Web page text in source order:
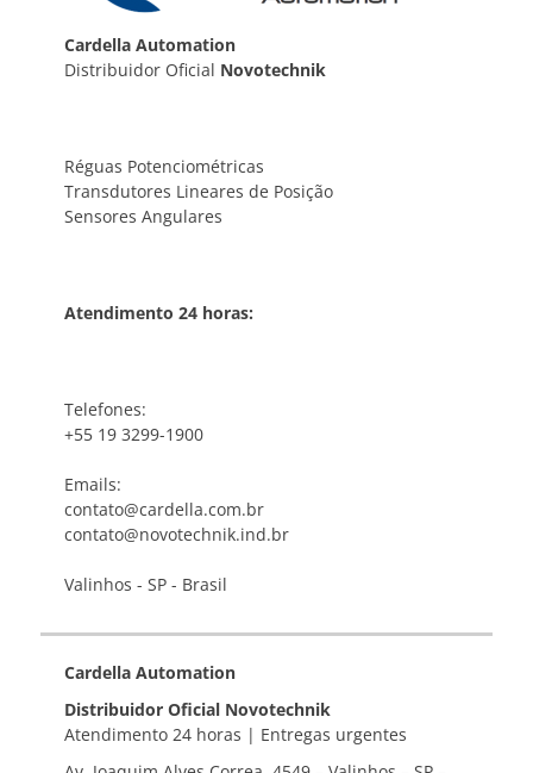
Cardella Automation
Distribuidor Oficial Novotechnik
Réguas Potenciométricas
Transdutores Lineares de Posição
Sensores Angulares
Atendimento 24 horas:
Telefones:
+55 19 3299-1900
Emails:
contato@cardella.com.br
contato@novotechnik.ind.br
Valinhos - SP - Brasil
Cardella Automation
Distribuidor Oficial Novotechnik
Atendimento 24 horas | Entregas urgentes